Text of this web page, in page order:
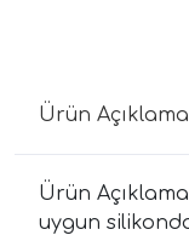
Ürün
Ürün
uygun